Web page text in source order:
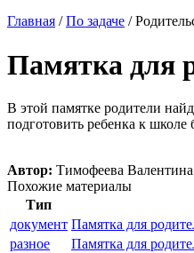
Главная /По задаче /
Памятка для
В этой памятке родители
подготовить ребенка к школе
Автор: Тимофеева
Похожие материалы
Тип
документ Памятка для
разное
Памятка для